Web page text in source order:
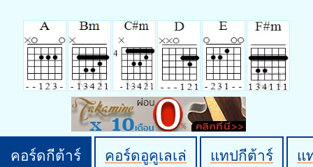
คอร์ดกีต้าร์ คอร์ดอูคูเลเล่ แทปกีต้าร์ แ